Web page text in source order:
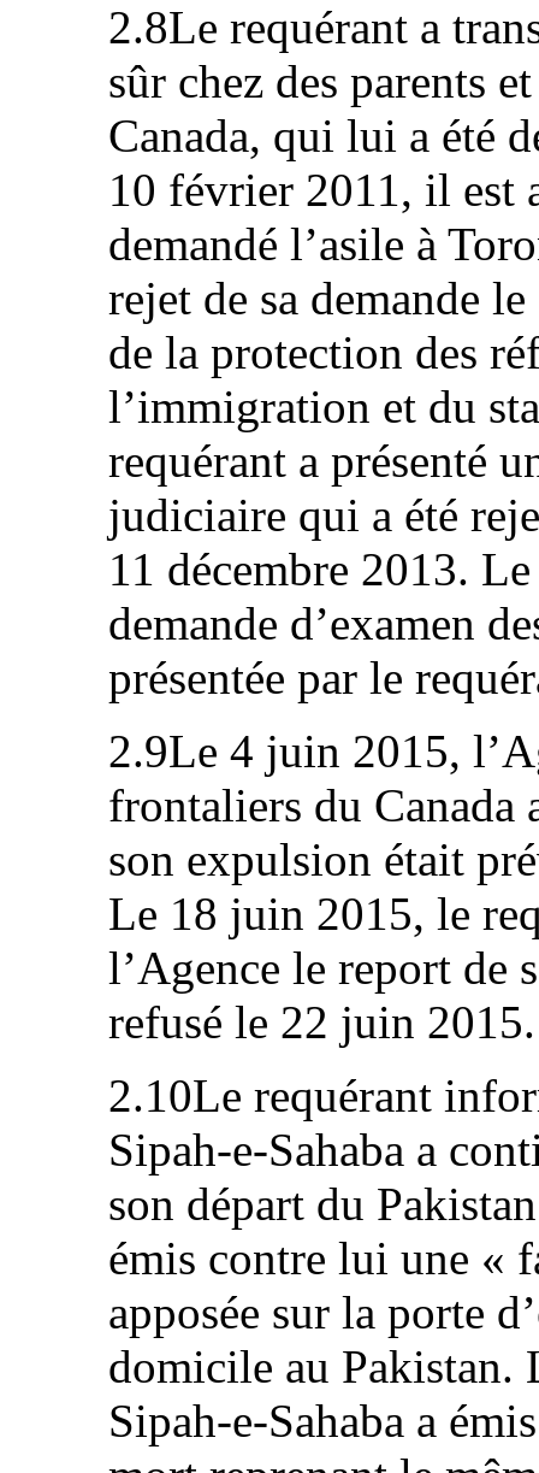
2.8Le requérant a
sûr chez des parents
Canada, qui lui a été
10 février 2011, il est
demandé l’asile à
rejet de sa demande
de la protection des
l’immigration et du
requérant a présenté
judiciaire qui a été
11 décembre 2013.
demande d’examen
présentée par le
2.9Le 4 juin 2015,
frontaliers du Canada
son expulsion était
Le 18 juin 2015, le
l’Agence le report de
refusé le 22 juin 2015.
2.10Le requérant
Sipah‑e‑Sahaba a
son départ du
émis contre lui une «
apposée sur la porte
domicile au Pakistan.
Sipah‑e‑Sahaba a